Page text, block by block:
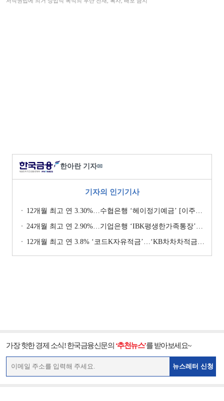
한아란 기자✉
기자의 인기기사
12개월 최고 연 3.30%…수협은행 ‘헤이정기예금’ [이주의 은행 예금금리-1월 2주]
24개월 최고 연 2.90%…기업은행 ‘IBK평생한가족통장’ [이주의 은행 예금금리-1월 2주]
12개월 최고 연 3.8% ‘코드K자유적금’…‘KB차차차적금’ 8% 이자 [이주의 은행 적금금리-1월 2주]
가장 핫한 경제 소식! 한국금융신문의 ‘추천뉴스’를 받아보세요~
뉴스레터 신청